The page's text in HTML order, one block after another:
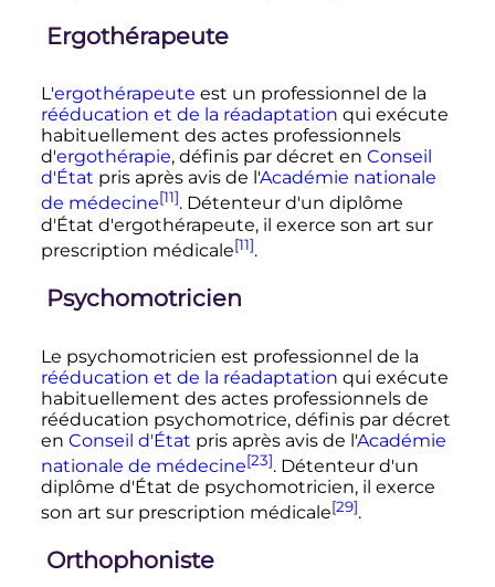
Ergothérapeute
L'ergothérapeute est un professionnel de la
rééducation et de la réadaptation qui exécute
habituellement des actes professionnels
d'ergothérapie, définis par décret en Conseil
d'État pris après avis de l'Académie nationale
de médecine[11]. Détenteur d'un diplôme
d'État d'ergothérapeute, il exerce son art sur
prescription médicale[11].
Psychomotricien
Le psychomotricien est professionnel de la
rééducation et de la réadaptation qui exécute
habituellement des actes professionnels de
rééducation psychomotrice, définis par décret
en Conseil d'État pris après avis de l'Académie
nationale de médecine[23]. Détenteur d'un
diplôme d'État de psychomotricien, il exerce
son art sur prescription médicale[29].
Orthophoniste